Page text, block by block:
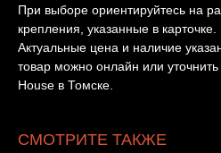
При выборе ориентируйтесь на
крепления, указанные в карточке.
Актуальные цена и наличие
товар можно онлайн или
House в Томске.
СМОТРИТЕ ТАКЖЕ